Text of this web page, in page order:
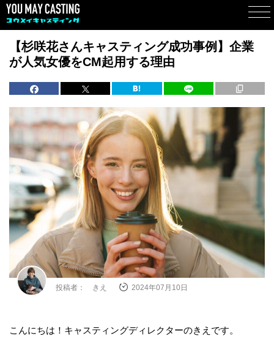
【杉咲花さんキャスティング成功事例】企業
が人気女優をCM起用する理由
投稿者： きえ 2024年07月10日
こんにちは！キャスティングディレクターのきえです。